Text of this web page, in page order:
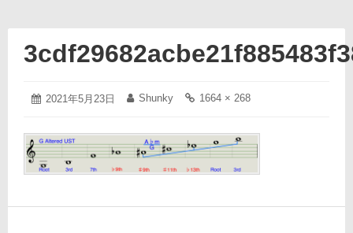
投
2021年5月23日
2021
月
23
投
Shunky
フ
イ
ズ
の
1664 × 268